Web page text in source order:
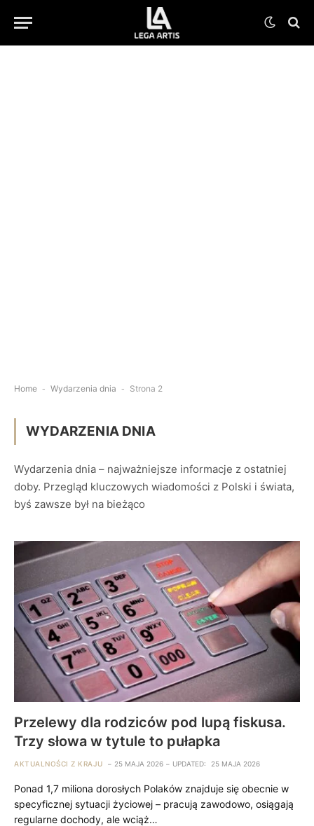
Home - Wydarzenia dnia - Strona 2
WYDARZENIA DNIA
Wydarzenia dnia – najważniejsze informacje z ostatniej
doby. Przegląd kluczowych wiadomości z Polski i świata,
byś zawsze był na bieżąco
Przelewy dla rodziców pod lupą fiskusa.
Trzy słowa w tytule to pułapka
AKTUALNOŚCI Z KRAJU 25 MAJA 2026 UPDATED: 25 MAJA 2026
Ponad 1,7 miliona dorosłych Polaków znajduje się obecnie w
specyficznej sytuacji życiowej – pracują zawodowo, osiągają
regularne dochody, ale wciąż…